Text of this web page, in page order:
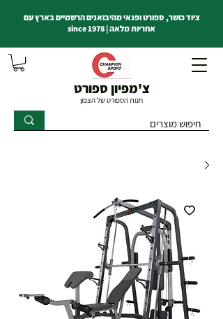
צ'מפיון ספורט
חנות הספורט של הצפון
ציוד כושר, ספורט ופנאי מהיבואנים הרשמיים בארץ עם
אחריות מלאה | since 1978